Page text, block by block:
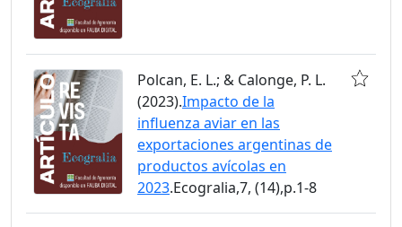
Polcan, E. L.; & Calonge, P. L.
(2023).Impacto de la
influenza aviar en las
exportaciones argentinas de
productos avícolas en
2023.Ecogralia,7, (14),p.1-8